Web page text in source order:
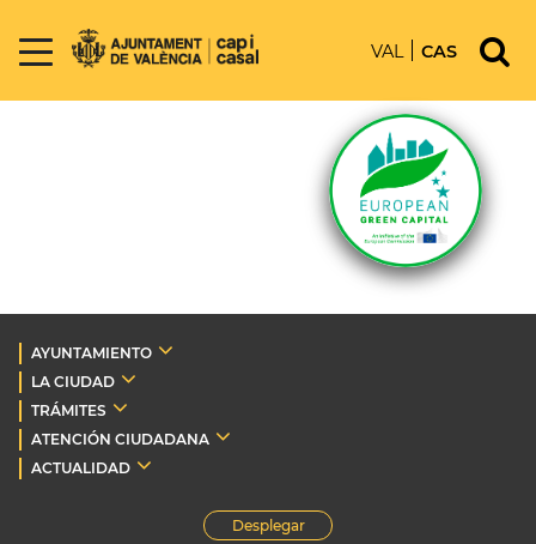
VAL CAS
AYUNTAMIENTO
LA CIUDAD
TRÁMITES
ATENCIÓN CIUDADANA
ACTUALIDAD
Desplegar